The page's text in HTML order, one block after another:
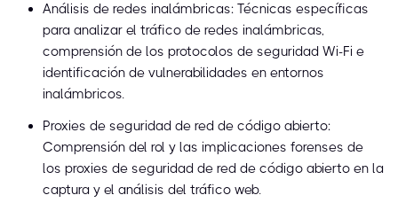
Análisis de redes inalámbricas: Técnicas específicas
para analizar el tráfico de redes inalámbricas,
comprensión de los protocolos de seguridad Wi-Fi e
identificación de vulnerabilidades en entornos
inalámbricos.
Proxies de seguridad de red de código abierto:
Comprensión del rol y las implicaciones forenses de
los proxies de seguridad de red de código abierto en la
captura y el análisis del tráfico web.